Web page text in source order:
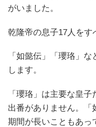
がいました。
乾隆帝の息子17人をす
「如懿伝」「瓔珞」
します。
「瓔珞」は主要な皇
出番がありません。「
期間が長いこともあっ